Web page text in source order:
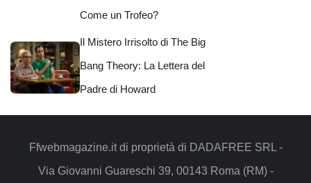
Come un Trofeo?
Il Mistero Irrisolto di The Big
Bang Theory: La Lettera del
Padre di Howard
Ffwebmagazine.it di proprietà di DADAFREE SRL -
Via Giovanni Guareschi 39, 00143 Roma (RM) -